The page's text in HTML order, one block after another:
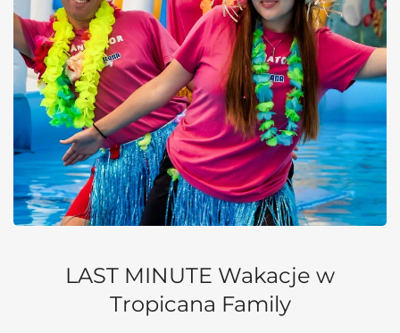
LAST MINUTE Wakacje w
Tropicana Family